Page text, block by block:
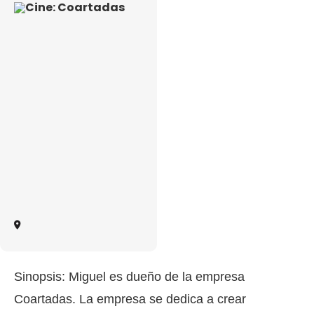
Sinopsis: Miguel es dueño de la empresa
Coartadas. La empresa se dedica a crear